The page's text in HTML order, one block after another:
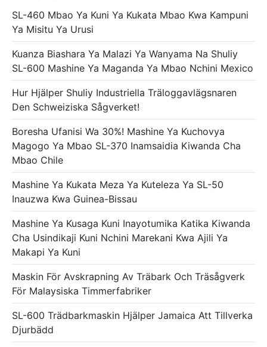
SL-460 Mbao Ya Kuni Ya Kukata Mbao Kwa Kampuni
Ya Misitu Ya Urusi
Kuanza Biashara Ya Malazi Ya Wanyama Na Shuliy
SL-600 Mashine Ya Maganda Ya Mbao Nchini Mexico
Hur Hjälper Shuliy Industriella Träloggavlägsnaren
Den Schweiziska Sågverket!
Boresha Ufanisi Wa 30%! Mashine Ya Kuchovya
Magogo Ya Mbao SL-370 Inamsaidia Kiwanda Cha
Mbao Chile
Mashine Ya Kukata Meza Ya Kuteleza Ya SL-50
Inauzwa Kwa Guinea-Bissau
Mashine Ya Kusaga Kuni Inayotumika Katika Kiwanda
Cha Usindikaji Kuni Nchini Marekani Kwa Ajili Ya
Makapi Ya Kuni
Maskin För Avskrapning Av Träbark Och Träsågverk
För Malaysiska Timmerfabriker
SL-600 Trädbarkmaskin Hjälper Jamaica Att Tillverka
Djurbädd